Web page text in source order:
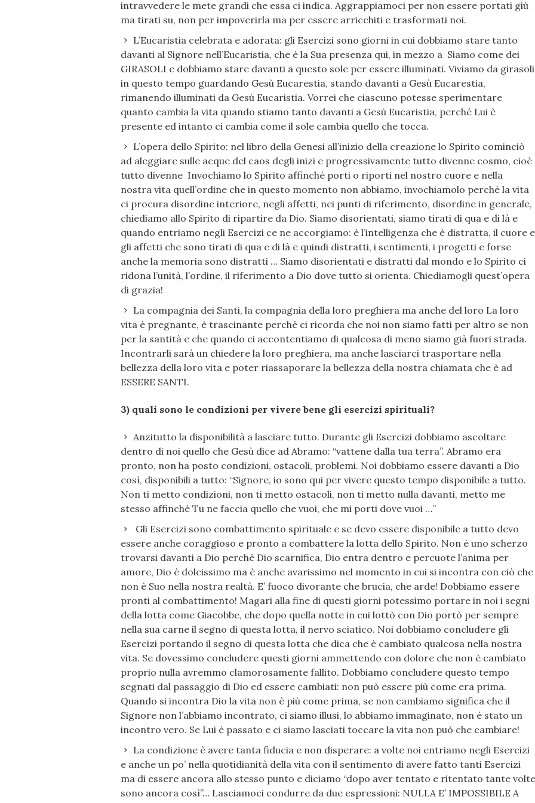
intravvedere le mete grandi che essa ci indica. Aggrappiamoci per non essere portati giù
ma tirati su, non per impoverirla ma per essere arricchiti e trasformati noi.
L’Eucaristia celebrata e adorata: gli Esercizi sono giorni in cui dobbiamo stare tanto
davanti al Signore nell’Eucaristia, che è la Sua presenza qui, in mezzo a Siamo come dei
GIRASOLI e dobbiamo stare davanti a questo sole per essere illuminati. Viviamo da girasoli
in questo tempo guardando Gesù Eucarestia, stando davanti a Gesù Eucarestia,
rimanendo illuminati da Gesù Eucaristia. Vorrei che ciascuno potesse sperimentare
quanto cambia la vita quando stiamo tanto davanti a Gesù Eucaristia, perché Lui è
presente ed intanto ci cambia come il sole cambia quello che tocca.
L’opera dello Spirito: nel libro della Genesi all’inizio della creazione lo Spirito cominciò
ad aleggiare sulle acque del caos degli inizi e progressivamente tutto divenne cosmo, cioè
tutto divenne Invochiamo lo Spirito affinché porti o riporti nel nostro cuore e nella
nostra vita quell’ordine che in questo momento non abbiamo, invochiamolo perché la vita
ci procura disordine interiore, negli affetti, nei punti di riferimento, disordine in generale,
chiediamo allo Spirito di ripartire da Dio. Siamo disorientati, siamo tirati di qua e di là e
quando entriamo negli Esercizi ce ne accorgiamo: è l’intelligenza che è distratta, il cuore e
gli affetti che sono tirati di qua e di là e quindi distratti, i sentimenti, i progetti e forse
anche la memoria sono distratti … Siamo disorientati e distratti dal mondo e lo Spirito ci
ridona l’unità, l’ordine, il riferimento a Dio dove tutto si orienta. Chiediamogli quest’opera
di grazia!
La compagnia dei Santi, la compagnia della loro preghiera ma anche del loro La loro
vita è pregnante, è trascinante perché ci ricorda che noi non siamo fatti per altro se non
per la santità e che quando ci accontentiamo di qualcosa di meno siamo già fuori strada.
Incontrarli sarà un chiedere la loro preghiera, ma anche lasciarci trasportare nella
bellezza della loro vita e poter riassaporare la bellezza della nostra chiamata che è ad
ESSERE SANTI.
3) quali sono le condizioni per vivere bene gli esercizi spirituali?
Anzitutto la disponibilità a lasciare tutto. Durante gli Esercizi dobbiamo ascoltare
dentro di noi quello che Gesù dice ad Abramo: “vattene dalla tua terra”. Abramo era
pronto, non ha posto condizioni, ostacoli, problemi. Noi dobbiamo essere davanti a Dio
così, disponibili a tutto: “Signore, io sono qui per vivere questo tempo disponibile a tutto.
Non ti metto condizioni, non ti metto ostacoli, non ti metto nulla davanti, metto me
stesso affinché Tu ne faccia quello che vuoi, che mi porti dove vuoi …”
Gli Esercizi sono combattimento spirituale e se devo essere disponibile a tutto devo
essere anche coraggioso e pronto a combattere la lotta dello Spirito. Non è uno scherzo
trovarsi davanti a Dio perché Dio scarnifica, Dio entra dentro e percuote l’anima per
amore, Dio è dolcissimo ma è anche avarissimo nel momento in cui si incontra con ciò che
non è Suo nella nostra realtà. E’ fuoco divorante che brucia, che arde! Dobbiamo essere
pronti al combattimento! Magari alla fine di questi giorni potessimo portare in noi i segni
della lotta come Giacobbe, che dopo quella notte in cui lottò con Dio portò per sempre
nella sua carne il segno di questa lotta, il nervo sciatico. Noi dobbiamo concludere gli
Esercizi portando il segno di questa lotta che dica che è cambiato qualcosa nella nostra
vita. Se dovessimo concludere questi giorni ammettendo con dolore che non è cambiato
proprio nulla avremmo clamorosamente fallito. Dobbiamo concludere questo tempo
segnati dal passaggio di Dio ed essere cambiati: non può essere più come era prima.
Quando si incontra Dio la vita non è più come prima, se non cambiamo significa che il
Signore non l’abbiamo incontrato, ci siamo illusi, lo abbiamo immaginato, non è stato un
incontro vero. Se Lui è passato e ci siamo lasciati toccare la vita non può che cambiare!
La condizione è avere tanta fiducia e non disperare: a volte noi entriamo negli Esercizi
e anche un po’ nella quotidianità della vita con il sentimento di avere fatto tanti Esercizi
ma di essere ancora allo stesso punto e diciamo “dopo aver tentato e ritentato tante volte
sono ancora così”… Lasciamoci condurre da due espressioni: NULLA E’ IMPOSSIBILE A